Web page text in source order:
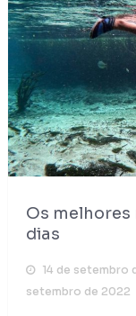
Os melhores
dias
14 de setembro
setembro de 2022